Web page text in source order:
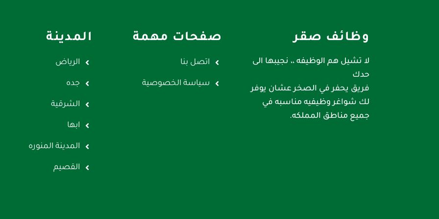
وظائف صقر
لا تشيل هم الوظيفه ،، نجيبها الى
حدك
فريق يحفر في الصخر عشان يوفر
لك شواغر وظيفيه مناسبه في
جميع مناطق المملكه.
صفحات مهمة
اتصل بنا
سياسة الخصوصية
المدينة
الرياض
جده
الشرقية
ابها
المدينة المنوره
القصيم